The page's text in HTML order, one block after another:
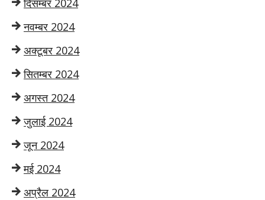
नवम्बर 2024
अक्टूबर 2024
सितम्बर 2024
अगस्त 2024
जुलाई 2024
जून 2024
मई 2024
अप्रैल 2024